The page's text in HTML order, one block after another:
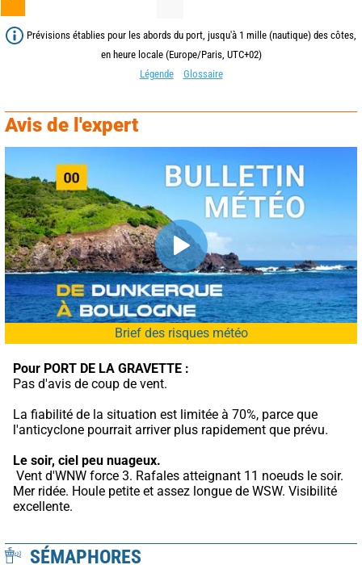
Prévisions établies pour les abords du port, jusqu'à 1 mille (nautique) des côtes,
en heure locale (Europe/Paris, UTC+02)
Légende
Glossaire
Avis de l'expert
Brief des risques météo
Pour PORT DE LA GRAVETTE :
Pas d'avis de coup de vent.
La fiabilité de la situation est limitée à 70%, parce que
l'anticyclone pourrait arriver plus rapidement que prévu.
Le soir, ciel peu nuageux.
Mer ridée. Houle petite et assez longue de WSW. Visibilité
excellente.
SÉMAPHORES